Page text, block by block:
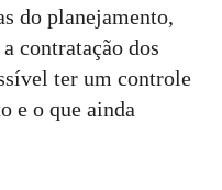
do planejamento,
contratação dos
ter um controle
e o que ainda